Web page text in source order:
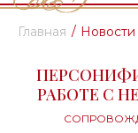
Главная Новости
РАБОТЕ С